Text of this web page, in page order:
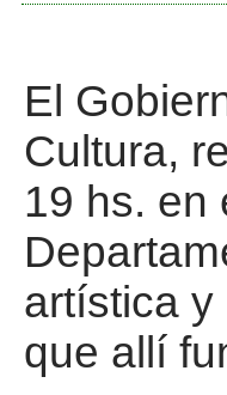
El
Cultura,
19 hs. en
artística y
que allí